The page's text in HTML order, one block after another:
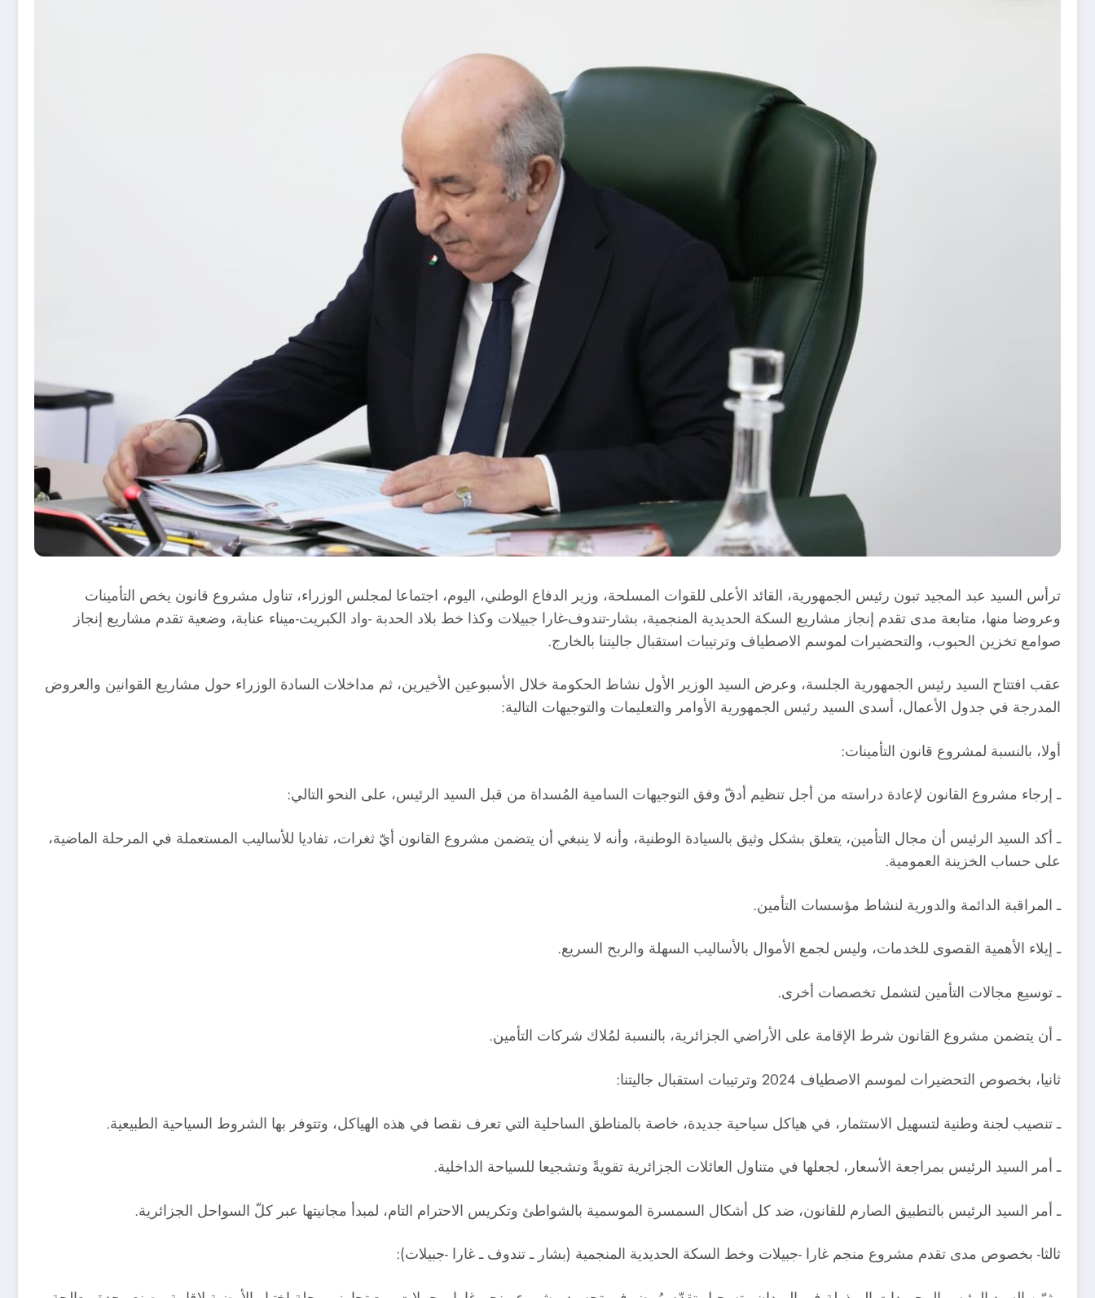
ترأس السيد عبد المجيد تبون رئيس الجمهورية، القائد الأعلى للقوات المسلحة، وزير الدفاع الوطني، اليوم، اجتماعا لمجلس الوزراء، تناول مشروع قانون يخص التأمينات
وعروضا منها، متابعة مدى تقدم إنجاز مشاريع السكة الحديدية المنجمية، بشار-تندوف-غارا جبيلات وكذا خط بلاد الحدبة -واد الكبريت-ميناء عنابة، وضعية تقدم مشاريع إنجاز
صوامع تخزين الحبوب، والتحضيرات لموسم الاصطياف وترتيبات استقبال جاليتنا بالخارج.
عقب افتتاح السيد رئيس الجمهورية الجلسة، وعرض السيد الوزير الأول نشاط الحكومة خلال الأسبوعين الأخيرين، ثم مداخلات السادة الوزراء حول مشاريع القوانين والعروض
المدرجة في جدول الأعمال، أسدى السيد رئيس الجمهورية الأوامر والتعليمات والتوجيهات التالية:
أولا، بالنسبة لمشروع قانون التأمينات:
ـ إرجاء مشروع القانون لإعادة دراسته من أجل تنظيم أدقّ وفق التوجيهات السامية المُسداة من قبل السيد الرئيس، على النحو التالي:
ـ أكد السيد الرئيس أن مجال التأمين، يتعلق بشكل وثيق بالسيادة الوطنية، وأنه لا ينبغي أن يتضمن مشروع القانون أيّ ثغرات، تفاديا للأساليب المستعملة في المرحلة الماضية،
على حساب الخزينة العمومية.
ـ المراقبة الدائمة والدورية لنشاط مؤسسات التأمين.
ـ إيلاء الأهمية القصوى للخدمات، وليس لجمع الأموال بالأساليب السهلة والربح السريع.
ـ توسيع مجالات التأمين لتشمل تخصصات أخرى.
ـ أن يتضمن مشروع القانون شرط الإقامة على الأراضي الجزائرية، بالنسبة لمُلاك شركات التأمين.
ثانيا، بخصوص التحضيرات لموسم الاصطياف 2024 وترتيبات استقبال جاليتنا:
ـ تنصيب لجنة وطنية لتسهيل الاستثمار، في هياكل سياحية جديدة، خاصة بالمناطق الساحلية التي تعرف نقصا في هذه الهياكل، وتتوفر بها الشروط السياحية الطبيعية.
ـ أمر السيد الرئيس بمراجعة الأسعار، لجعلها في متناول العائلات الجزائرية تقويةً وتشجيعا للسياحة الداخلية.
ـ أمر السيد الرئيس بالتطبيق الصارم للقانون، ضد كل أشكال السمسرة الموسمية بالشواطئ وتكريس الاحترام التام، لمبدأ مجانيتها عبر كلّ السواحل الجزائرية.
ثالثا- بخصوص مدى تقدم مشروع منجم غارا -جبيلات وخط السكة الحديدية المنجمية (بشار ـ تندوف ـ غارا -جبيلات):